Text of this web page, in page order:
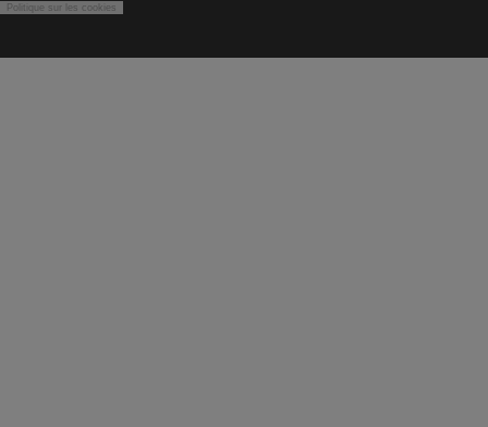
Politique sur les cookies